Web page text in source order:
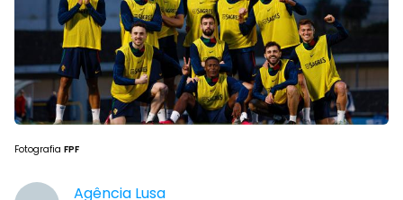
Fotografia FPF
Agência Lusa